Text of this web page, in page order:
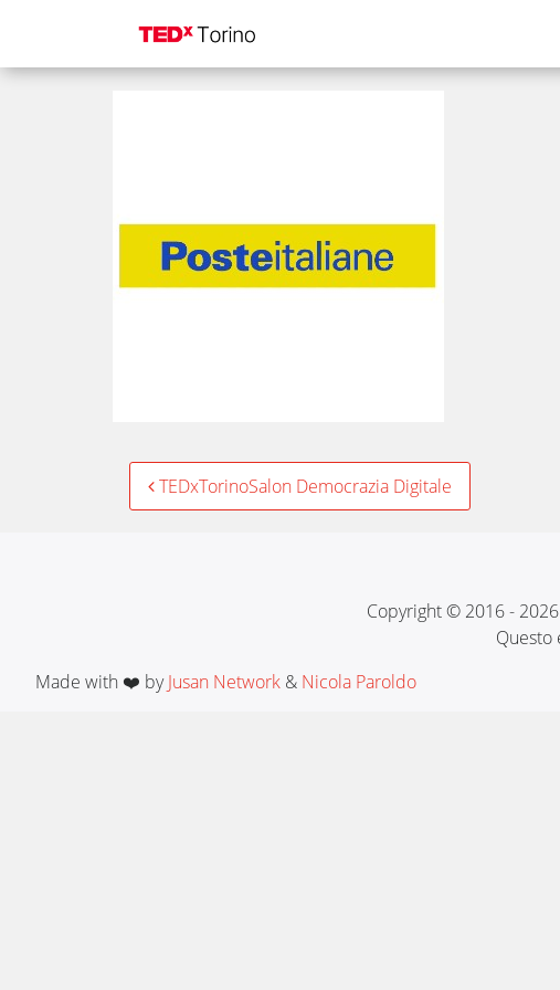
PosteItaliane
Post
TEDxTorinoSalon Democrazia Digitale
Copyright © 2016 -
Questo
Made with ❤️ byJusan Network & Nicola Paroldo